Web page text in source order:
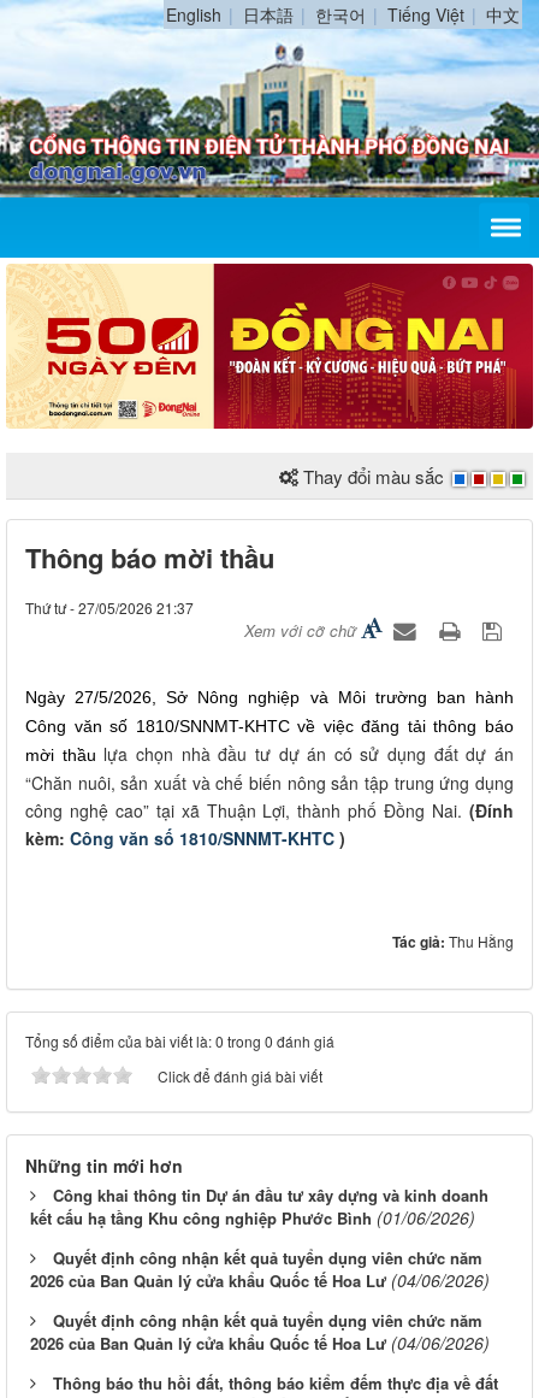
English 日本語 한국어 Tiếng Việt 中文
Thay đổi màu sắc
Thông báo mời thầu
Thứ tư - 27/05/2026 21:37
Xem với cỡ chữ
Ngày 27/5/2026, Sở Nông nghiệp và Môi trường ban hành
Công văn số 1810/SNNMT-KHTC về việc đăng tải thông báo
mời thầu lựa chọn nhà đầu tư dự án có sử dụng đất dự án
“Chăn nuôi, sản xuất và chế biến nông sản tập trung ứng dụng
công nghệ cao” tại xã Thuận Lợi, thành phố Đồng Nai. (Đính
kèm: Công văn số 1810/SNNMT-KHTC )
Tác giả: Thu Hằng
Tổng số điểm của bài viết là: 0 trong 0 đánh giá
Click để đánh giá bài viết
Những tin mới hơn
Công khai thông tin Dự án đầu tư xây dựng và kinh doanh
kết cấu hạ tầng Khu công nghiệp Phước Bình (01/06/2026)
Quyết định công nhận kết quả tuyển dụng viên chức năm
2026 của Ban Quản lý cửa khẩu Quốc tế Hoa Lư (04/06/2026)
Quyết định công nhận kết quả tuyển dụng viên chức năm
2026 của Ban Quản lý cửa khẩu Quốc tế Hoa Lư (04/06/2026)
Thông báo thu hồi đất, thông báo kiểm đếm thực địa về đất